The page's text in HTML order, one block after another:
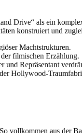
Drive“ als ein
konstruiert und
Machtstrukturen.
filmischen Erzählung.
und Repräsentant
Hollywood-
vollkommen aus der